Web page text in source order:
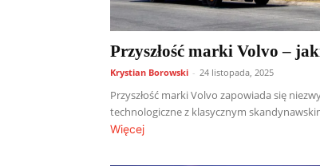
Przyszłość marki Volvo –
Krystian Borowski - 24 listopada, 2025
Przyszłość marki Volvo zapowiada się
technologiczne z klasycznym
Więcej